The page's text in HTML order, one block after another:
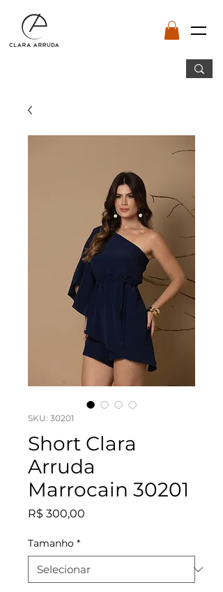
SKU: 30201
Short Clara
Arruda
Marrocain 30201
R$ 300,00
Tamanho *